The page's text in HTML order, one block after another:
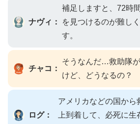
ナヴィ：
補足しますと、72時
を見つけるのが難し
す。
チャコ：
そうなんだ…救助隊
けど、どうなるの？
ログ：
アメリカなどの国から
上到着して、必死に